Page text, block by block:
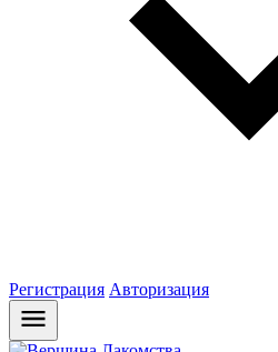
Регистрация Авторизация